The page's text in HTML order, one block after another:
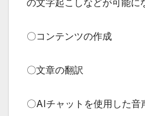
〇コンテンツの作成
〇文章の翻訳
〇AIチャットを使用した音